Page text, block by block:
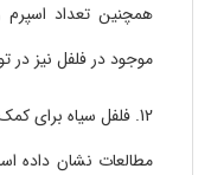
همچنین تعداد
موجود در فلفل نیز
12. فلفل سیاه برای کمک به ترک سیگار:
مطالعات نشان داده